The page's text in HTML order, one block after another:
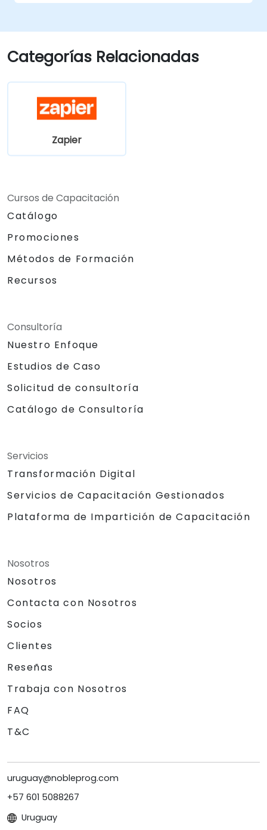
como CRMs, plataformas de correo
Optimizar y resolver incidencias en los
flujos de automatización para garantizar
la máxima eficiencia.
Categorías Relacionadas
Zapier
Cursos de Capacitación
Catálogo
Promociones
Métodos de Formación
Recursos
Consultoría
Nuestro Enfoque
Estudios de Caso
Solicitud de consultoría
Catálogo de Consultoría
Servicios
Transformación Digital
Servicios de Capacitación Gestionados
Plataforma de Impartición de Capacitación
Nosotros
Nosotros
Contacta con Nosotros
Socios
Clientes
Reseñas
Trabaja con Nosotros
FAQ
T&C
uruguay@nobleprog.com
+57 601 5088267
Uruguay